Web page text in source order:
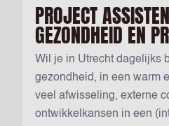
PROJECT
GEZONDHEID EN
Wil je in Utrecht dagelijks
gezondheid, in een warm
veel afwisseling, externe
ontwikkelkansen in een